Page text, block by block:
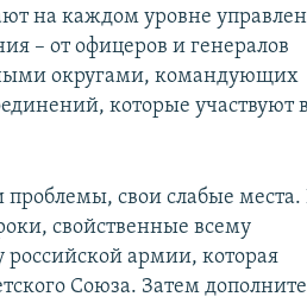
на каждом уровне
– от офицеров и генералов
округами, командующих
которые участвуют
проблемы, свои слабые
свойственные всему
российской армии, которая
Союза. Затем